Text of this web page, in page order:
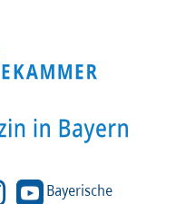
Bayerische